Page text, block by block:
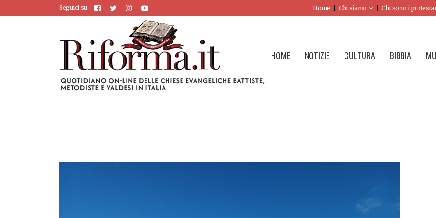
Seguici su Home Chi siamo Chi sono i
HOME NOTIZIE CULTURA BIBBIA